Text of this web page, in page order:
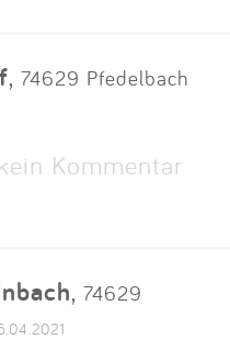
, 74629 Pfedelbach
Kommentar
, 74629